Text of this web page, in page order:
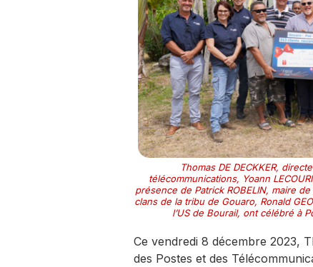
Thomas DE DECKKER,
télécommunications, Yoann
présence de Patrick ROBELIN, maire
clans de la tribu de Gouaro, Ronald
l’US de Bourail, ont célébré à
Ce vendredi 8 décembre 2023,
des Postes et des